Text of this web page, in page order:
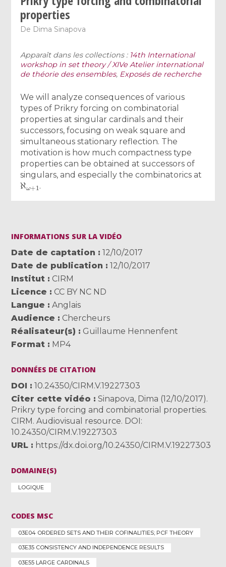
properties
De Dima Sinapova
Apparaît dans les collections : 14th International
workshop in set theory / XIVe Atelier international
de théorie des ensembles, Exposés de recherche
We will analyze consequences of various
types of Prikry forcing on combinatorial
properties at singular cardinals and their
successors, focusing on weak square and
simultaneous stationary reflection. The
motivation is how much compactness type
properties can be obtained at successors of
singulars, and especially the combinatorics at
ℵω+1
.
INFORMATIONS SUR LA VIDÉO
Date de captation
12/10/2017
Date de publication
12/10/2017
Institut
CIRM
Licence
CC BY NC ND
Langue
Anglais
Audience
Chercheurs
Réalisateur(s)
Guillaume Hennenfent
Format
MP4
DONNÉES DE CITATION
DOI
10.24350/CIRM.V.19227303
Citer cette vidéo
Sinapova, Dima (12/10/2017).
Prikry type forcing and combinatorial properties.
CIRM. Audiovisual resource. DOI:
10.24350/CIRM.V.19227303
URL
https://dx.doi.org/10.24350/CIRM.V.19227303
DOMAINE(S)
LOGIQUE
CODES MSC
03E04 ORDERED SETS AND THEIR COFINALITIES; PCF THEORY
03E35 CONSISTENCY AND INDEPENDENCE RESULTS
03E55 LARGE CARDINALS